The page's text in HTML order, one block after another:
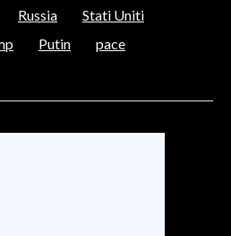
Russia
Stati Uniti
Putin
pace